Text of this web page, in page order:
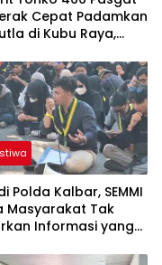
Cepat Padamkan
di Kubu Raya,
Meluasnya Api
Polda Kalbar, SEMMI
Masyarakat Tak
Informasi yang